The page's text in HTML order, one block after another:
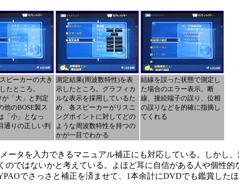
ピーカーの大き
たところ。
が「大」と判定
他のBOSE製ス
「小」となっ
通りの正しい判
測定結果(周波数特性)を表
示したところ。グラフィカ
ルな表示を採用しているた
め、各スピーカーがリスニ
ングポイントに対してどの
ような周波数特性を持つの
かが一目でわかる
結線を誤った状態で測定し
た場合のエラー表示。断
線、接続端子の誤り、位相
の誤りなどを的確に指摘し
てくれる
ータを入力できるマニュアル補正にも対応している。しかし
ではないかと考えている。よほど耳に自信がある人や個性
でさっさと補正を済ませて、1本余計にDVDでも鑑賞した